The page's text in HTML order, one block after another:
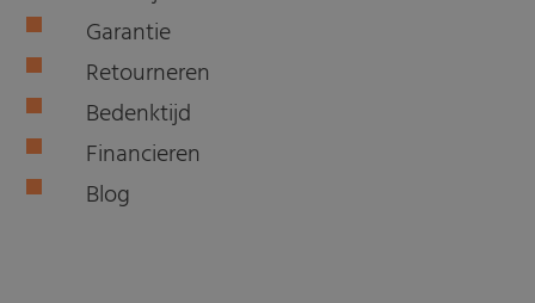
Garantie
Retourneren
Bedenktijd
Financieren
Blog